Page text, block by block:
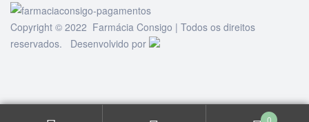
Copyright © 2022 Farmácia Consigo | Todos os direitos
reservados. Desenvolvido por
0